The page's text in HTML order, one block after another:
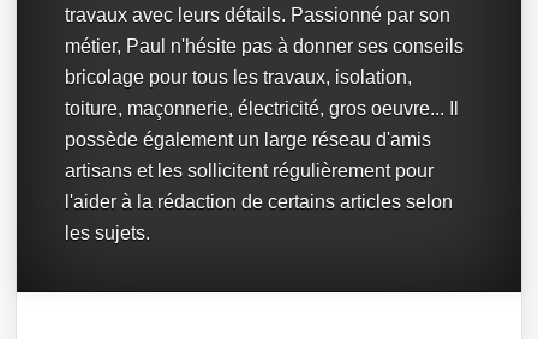
travaux avec leurs détails. Passionné par son
métier, Paul n'hésite pas à donner ses conseils
bricolage pour tous les travaux, isolation,
toiture, maçonnerie, électricité, gros oeuvre... Il
possède également un large réseau d'amis
artisans et les sollicitent régulièrement pour
l'aider à la rédaction de certains articles selon
les sujets.